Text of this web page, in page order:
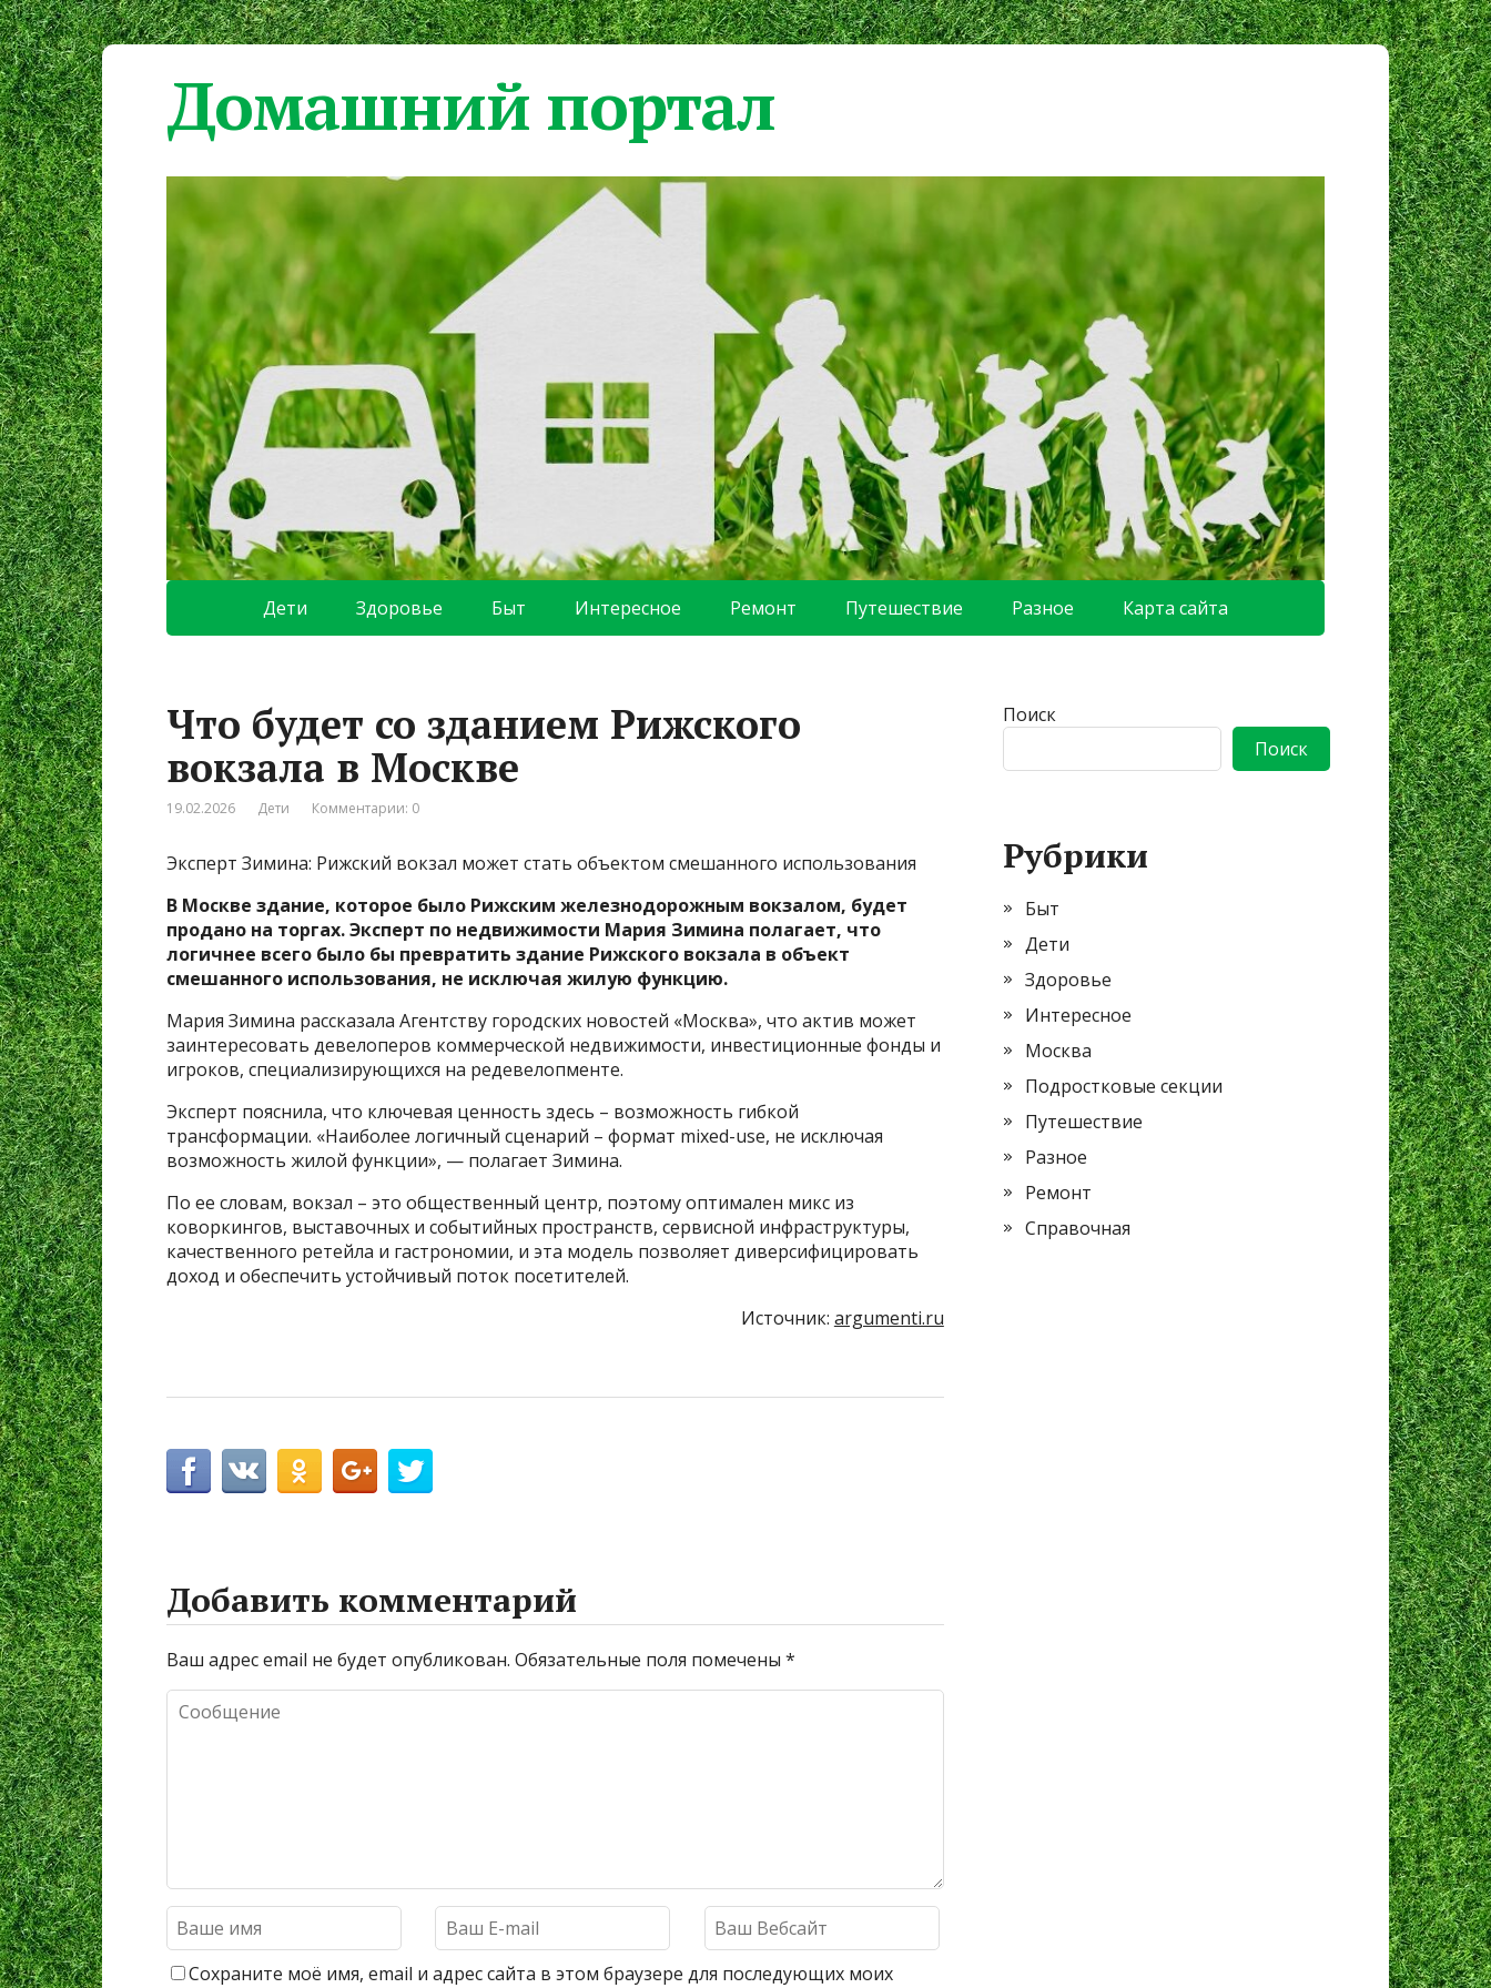
Домашний портал
Дети Здоровье Быт Интересное Ремонт Путешествие Разное Карта сайта
Что будет со зданием Рижского
вокзала в Москве
19.02.2026 Дети Комментарии: 0
Эксперт Зимина: Рижский вокзал может стать объектом смешанного использования
В Москве здание, которое было Рижским железнодорожным вокзалом, будет
продано на торгах.Эксперт по недвижимости Мария Зимина полагает, что
логичнее всего было бы превратить здание Рижского вокзала в объект
смешанного использования, не исключая жилую функцию.
Мария Зимина рассказала Агентству городских новостей «Москва», что актив может
заинтересовать девелоперов коммерческой недвижимости, инвестиционные фонды и
игроков, специализирующихся на редевелопменте.
Эксперт пояснила, что ключевая ценность здесь – возможность гибкой
трансформации. «Наиболее логичный сценарий – формат mixed-use, не исключая
возможность жилой функции», — полагает Зимина.
По ее словам, вокзал – это общественный центр, поэтому оптимален микс из
коворкингов, выставочных и событийных пространств, сервисной инфраструктуры,
качественного ретейла и гастрономии, и эта модель позволяет диверсифицировать
доход и обеспечить устойчивый поток посетителей.
Источник: argumenti.ru
Добавить комментарий
Ваш адрес email не будет опубликован. Обязательные поля помечены *
Сохраните моё имя, email и адрес сайта в этом браузере для последующих моих
Поиск
Поиск
Рубрики
Быт
Дети
Здоровье
Интересное
Москва
Подростковые секции
Путешествие
Разное
Ремонт
Справочная